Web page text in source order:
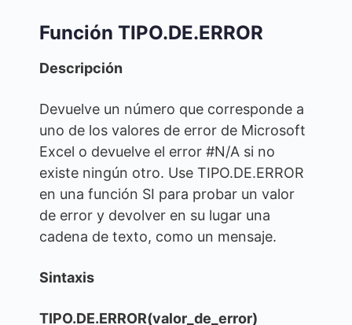
Función TIPO.DE.ERROR
Descripción
Devuelve un número que corresponde a
uno de los valores de error de Microsoft
Excel o devuelve el error #N/A si no
existe ningún otro. Use TIPO.DE.ERROR
en una función SI para probar un valor
de error y devolver en su lugar una
cadena de texto, como un mensaje.
Sintaxis
TIPO.DE.ERROR(valor_de_error)